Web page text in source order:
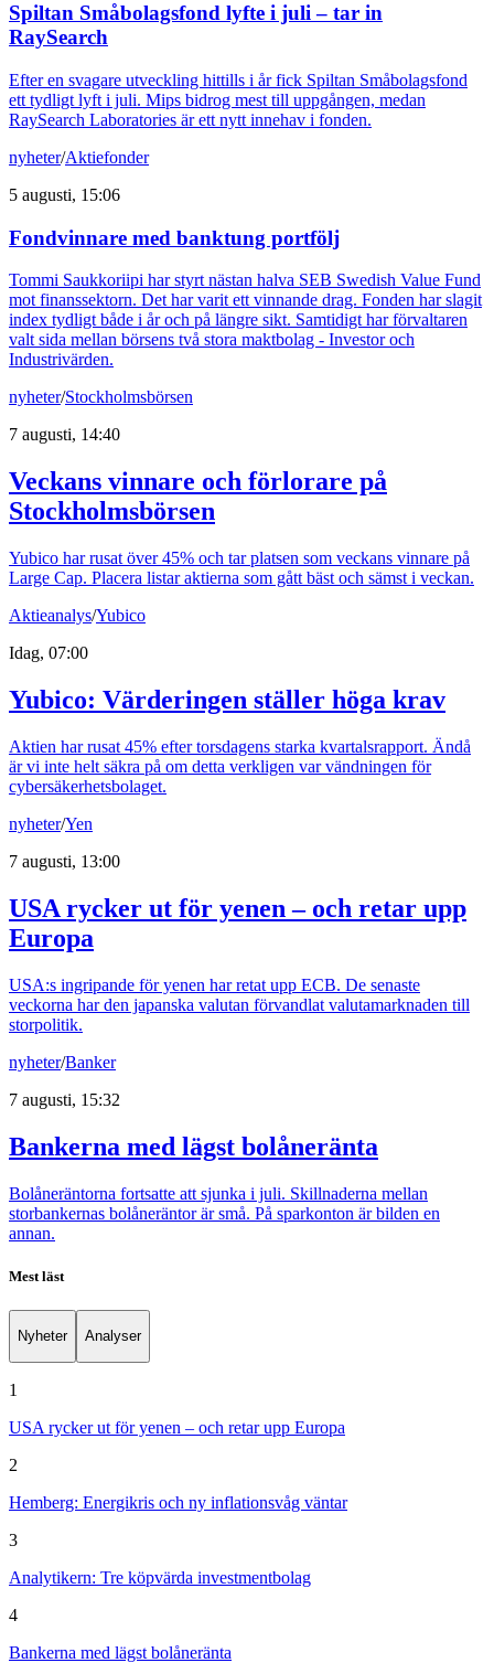
Spiltan Småbolagsfond lyfte i juli – tar in
RaySearch
Efter en svagare utveckling hittills i år fick Spiltan Småbolagsfond
ett tydligt lyft i juli. Mips bidrog mest till uppgången, medan
RaySearch Laboratories är ett nytt innehav i fonden.
nyheter/Aktiefonder
5 augusti, 15:06
Fondvinnare med banktung portfölj
Tommi Saukkoriipi har styrt nästan halva SEB Swedish Value Fund
mot finanssektorn. Det har varit ett vinnande drag. Fonden har slagit
index tydligt både i år och på längre sikt. Samtidigt har förvaltaren
valt sida mellan börsens två stora maktbolag - Investor och
Industrivärden.
nyheter/Stockholmsbörsen
7 augusti, 14:40
Veckans vinnare och förlorare på
Stockholmsbörsen
Yubico har rusat över 45% och tar platsen som veckans vinnare på
Large Cap. Placera listar aktierna som gått bäst och sämst i veckan.
Aktieanalys/Yubico
Idag, 07:00
Yubico: Värderingen ställer höga krav
Aktien har rusat 45% efter torsdagens starka kvartalsrapport. Ändå
är vi inte helt säkra på om detta verkligen var vändningen för
cybersäkerhetsbolaget.
nyheter/Yen
7 augusti, 13:00
USA rycker ut för yenen – och retar upp
Europa
USA:s ingripande för yenen har retat upp ECB. De senaste
veckorna har den japanska valutan förvandlat valutamarknaden till
storpolitik.
nyheter/Banker
7 augusti, 15:32
Bankerna med lägst bolåneränta
Bolåneräntorna fortsatte att sjunka i juli. Skillnaderna mellan
storbankernas bolåneräntor är små. På sparkonton är bilden en
annan.
Mest läst
Nyheter Analyser
1
USA rycker ut för yenen – och retar upp Europa
2
Hemberg: Energikris och ny inflationsvåg väntar
3
Analytikern: Tre köpvärda investmentbolag
4
Bankerna med lägst bolåneränta